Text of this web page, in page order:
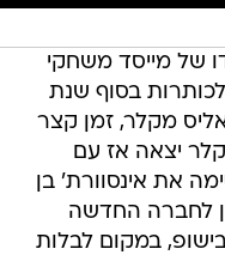
של מייסד משחקי
בסוף שנת
אליס מקלר, זמן קצר
יצאה אז עם
את אינסוורת' בן
לחברה החדשה
במקום לבלות